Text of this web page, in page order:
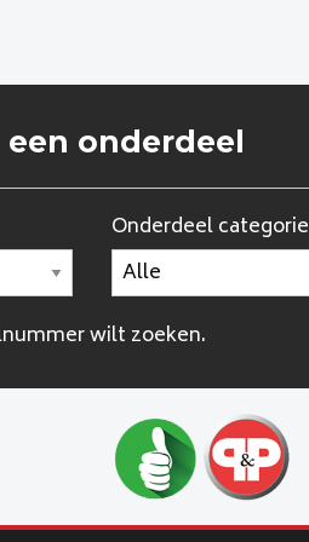
onderdeel
Onderdeel categorie
wilt zoeken.